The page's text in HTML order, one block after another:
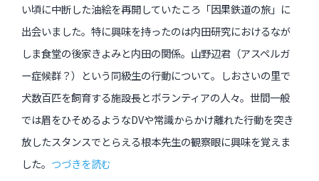
い頃に中断した油絵を再開していたころ「因果鉄道の旅」に
出会いました。特に興味を持ったのは内田研究におけるなが
しま食堂の後家きよみと内田の関係。山野辺君（アスペルガ
ー症候群？）という同級生の行動について。しおさいの里で
犬数百匹を飼育する施設長とボランティアの人々。世間一般
では眉をひそめるようなDVや常識からかけ離れた行動を突き
放したスタンスでとらえる根本先生の観察眼に興味を覚えま
した。 つづきを読む